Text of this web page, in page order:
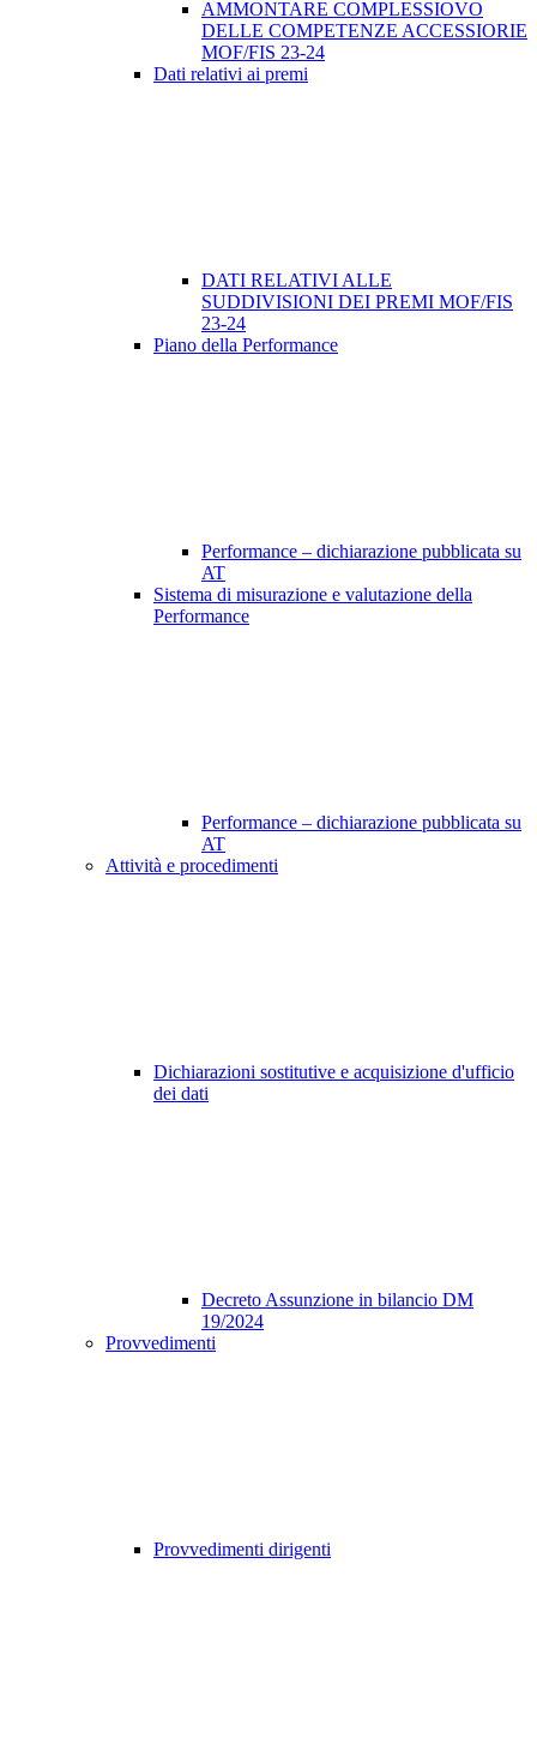
AMMONTARE COMPLESSIOVO
DELLE COMPETENZE ACCESSIORIE
MOF/FIS 23-24
Dati relativi ai premi
DATI RELATIVI ALLE
SUDDIVISIONI DEI PREMI MOF/FIS
23-24
Piano della Performance
Performance – dichiarazione pubblicata su
AT
Sistema di misurazione e valutazione della
Performance
Performance – dichiarazione pubblicata su
AT
Attività e procedimenti
Dichiarazioni sostitutive e acquisizione d'ufficio
dei dati
Decreto Assunzione in bilancio DM
19/2024
Provvedimenti
Provvedimenti dirigenti